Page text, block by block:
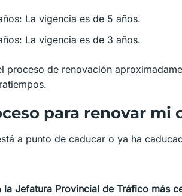
La vigencia es de 5 años.
La vigencia es de 3 años.
proceso de renovación
para renovar mi
a punto de caducar o ya ha
la Jefatura Provincial de Tráfico más